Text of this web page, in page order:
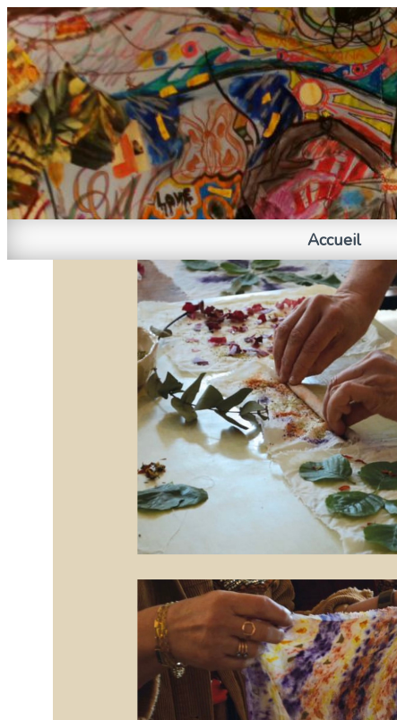
Accueil